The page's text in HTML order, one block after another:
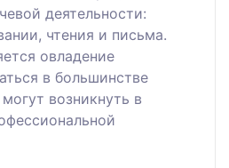
деятельности:
чтения и письма.
овладение
в большинстве
возникнуть в